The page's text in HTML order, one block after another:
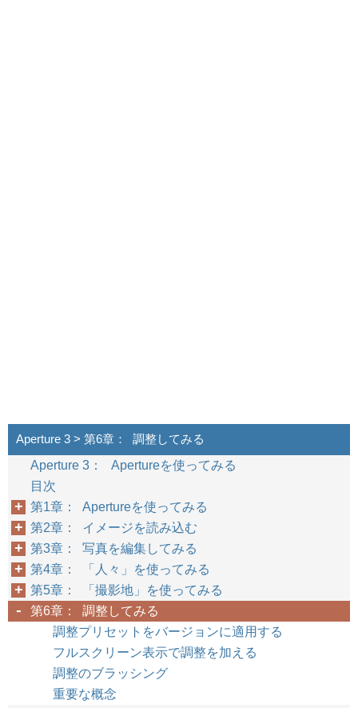
Aperture 3 > 第6章： 調整してみる
Aperture 3： Apertureを使ってみる
目次
第1章： Apertureを使ってみる
第2章： イメージを読み込む
第3章： 写真を編集してみる
第4章： 「人々」を使ってみる
第5章： 「撮影地」を使ってみる
第6章： 調整してみる
調整プリセットをバージョンに適用する
フルスクリーン表示で調整を加える
調整のブラッシング
重要な概念